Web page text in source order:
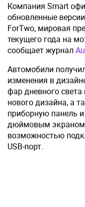
Компания Smart
обновленные
ForTwo, мировая
текущего года на
сообщает журнал
Автомобили
изменения в
фар дневного
нового дизайна, а
приборную панель
дюймовым
возможностью
USB-порт.